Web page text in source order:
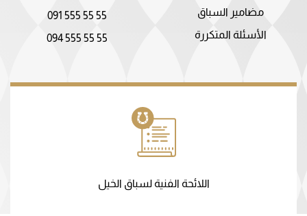
مضامير السباق
الأسئلة المتكررة
091 555 55 55
094 555 55 55
اللائحة الفنية لسباق الخيل